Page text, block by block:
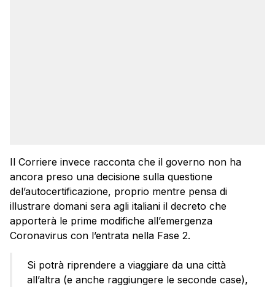
Il Corriere invece racconta che il governo non ha
ancora preso una decisione sulla questione
del’autocertificazione, proprio mentre pensa di
illustrare domani sera agli italiani il decreto che
apporterà le prime modifiche all’emergenza
Coronavirus con l’entrata nella Fase 2.
Si potrà riprendere a viaggiare da una città
all’altra (e anche raggiungere le seconde case),